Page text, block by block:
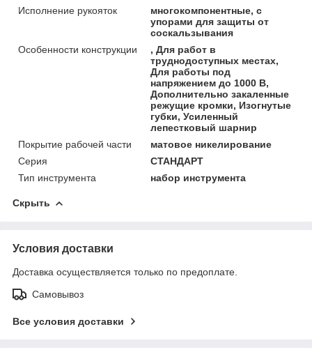
Исполнение рукояток
многокомпонентные, с
упорами для защиты от
соскальзывания
Особенности конструкции
, Для работ в
труднодоступных местах,
Для работы под
напряжением до 1000 В,
Дополнительно закаленные
режущие кромки, Изогнутые
губки, Усиленный
лепестковый шарнир
Покрытие рабочей части
матовое никелирование
Серия
СТАНДАРТ
Тип инструмента
набор инструмента
Скрыть
Условия доставки
Доставка осуществляется только по предоплате.
Самовывоз
Все условия доставки